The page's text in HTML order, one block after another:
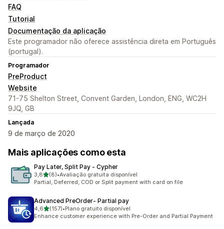
FAQ
Tutorial
Documentação da aplicação
Este programador não oferece assistência direta em Português
(portugal).
Programador
PreProduct
Website
71-75 Shelton Street, Convent Garden, London, ENG, WC2H
9JQ, GB
Lançada
9 de março de 2020
Mais aplicações como esta
Pay Later, Split Pay ‑ Cypher
3,8de 5 estrelas
(8)
8 total de avaliações
•Avaliação gratuita disponível
Partial, Deferred, COD or Split payment with card on file
Advanced PreOrder‑ Partial pay
4,6de 5 estrelas
(157)
157 total de avaliações
•Plano gratuito disponível
Enhance customer experience with Pre-Order and Partial Payment